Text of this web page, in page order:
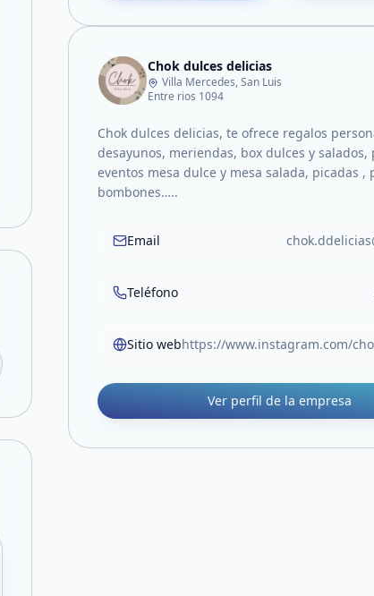
Chok dulces delicias
Villa Mercedes, San Luis
Entre rios 1094
Chok dulces delicias, te ofrece regalos
desayunos, meriendas, box dulces y salados,
eventos mesa dulce y mesa salada, picadas ,
bombones…..
Email
Teléfono
Sitio web
Ver perfil de la empresa